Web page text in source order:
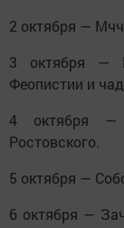
2 октября —
3 октября —
Феопистии и
4 октября —
Ростовского.
5 октября —
6 октября —